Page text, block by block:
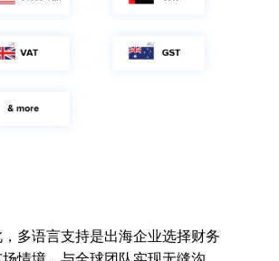
多语言支持是出海企业选择财务